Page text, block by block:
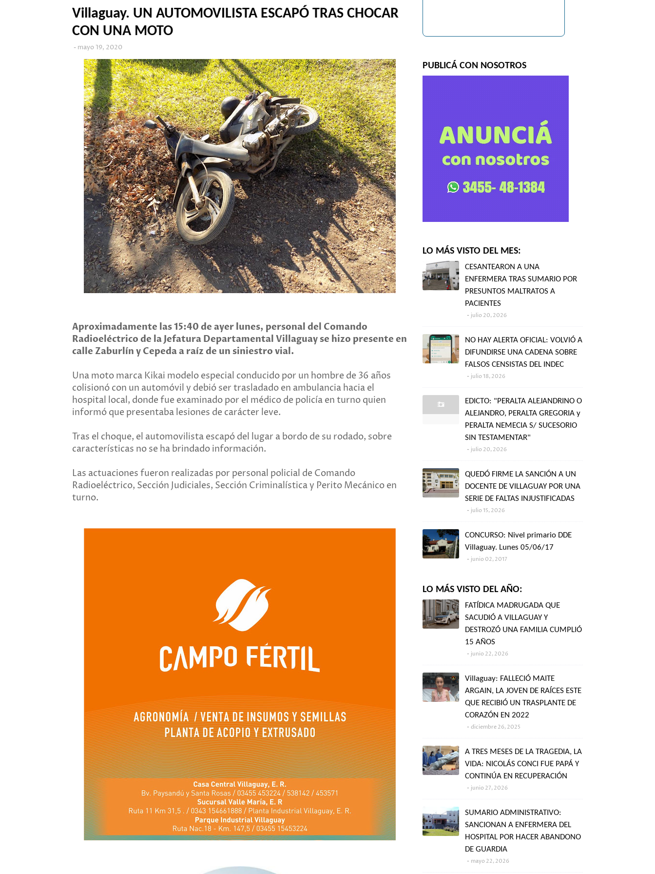
Villaguay. UN AUTOMOVILISTA ESCAPÓ TRAS CHOCAR
CON UNA MOTO
mayo 19, 2020
Aproximadamente las 15:40 de ayer lunes, personal del Comando
Radioeléctrico de la Jefatura Departamental Villaguay se hizo presente en
calle Zaburlín y Cepeda a raíz de un siniestro vial.
Una moto marca Kikai modelo especial conducido por un hombre de 36 años
colisionó con un automóvil y debió ser trasladado en ambulancia hacia el
hospital local, donde fue examinado por el médico de policía en turno quien
informó que presentaba lesiones de carácter leve.
Tras el choque, el automovilista escapó del lugar a bordo de su rodado, sobre
características no se ha brindado información.
Las actuaciones fueron realizadas por personal policial de Comando
Radioeléctrico, Sección Judiciales, Sección Criminalística y Perito Mecánico en
turno.
PUBLICÁ CON NOSOTROS
LO MÁS VISTO DEL MES:
CESANTEARON A UNA
ENFERMERA TRAS SUMARIO POR
PRESUNTOS MALTRATOS A
PACIENTES
julio 20, 2026
NO HAY ALERTA OFICIAL: VOLVIÓ A
DIFUNDIRSE UNA CADENA SOBRE
FALSOS CENSISTAS DEL INDEC
julio 18, 2026
EDICTO: "PERALTA ALEJANDRINO O
ALEJANDRO, PERALTA GREGORIA y
PERALTA NEMECIA S/ SUCESORIO
SIN TESTAMENTAR"
julio 20, 2026
QUEDÓ FIRME LA SANCIÓN A UN
DOCENTE DE VILLAGUAY POR UNA
SERIE DE FALTAS INJUSTIFICADAS
julio 15, 2026
CONCURSO: Nivel primario DDE
Villaguay. Lunes 05/06/17
junio 02, 2017
LO MÁS VISTO DEL AÑO:
FATÍDICA MADRUGADA QUE
SACUDIÓ A VILLAGUAY Y
DESTROZÓ UNA FAMILIA CUMPLIÓ
15 AÑOS
junio 22, 2026
Villaguay: FALLECIÓ MAITE
ARGAIN, LA JOVEN DE RAÍCES ESTE
QUE RECIBIÓ UN TRASPLANTE DE
CORAZÓN EN 2022
diciembre 26, 2025
A TRES MESES DE LA TRAGEDIA, LA
VIDA: NICOLÁS CONCI FUE PAPÁ Y
CONTINÚA EN RECUPERACIÓN
junio 27, 2026
SUMARIO ADMINISTRATIVO:
SANCIONAN A ENFERMERA DEL
HOSPITAL POR HACER ABANDONO
DE GUARDIA
mayo 22, 2026